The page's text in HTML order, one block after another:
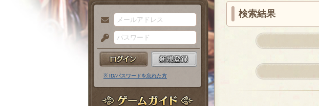
メ
ー
ル
ア
ド
パ
ス
ー
※ ID/パスワードを忘れた方
検索結果